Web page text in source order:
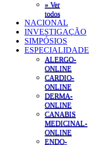
» Ver
todos
NACIONAL
INVESTIGAÇÃO
SIMPÓSIOS
ESPECIALIDADE
ALERGO-
ONLINE
CARDIO-
ONLINE
DERMA-
ONLINE
CANABIS
MEDICINAL-
ONLINE
ENDO-